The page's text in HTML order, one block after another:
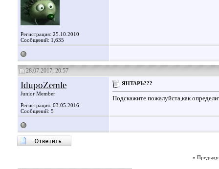
Регистрация: 25.10.2010
Сообщений: 1,635
28.07.2017, 20:57
IdupoZemle
Junior Member
Регистрация: 03.05.2016
Сообщений: 5
ЯНТАРЬ???
Подскажите пожалуйста,как
«